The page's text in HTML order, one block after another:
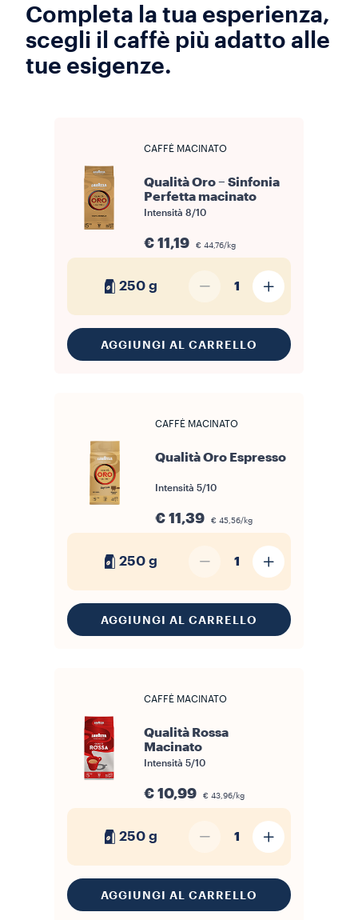
Completa la tua esperienza,
scegli il caffè più adatto alle
tue esigenze.
CAFFÈ MACINATO
Qualità Oro – Sinfonia
Perfetta macinato
Intensità 8/10
€ 11,19 € 44,76/kg
250 g 1
AGGIUNGI AL CARRELLO
CAFFÈ MACINATO
Qualità Oro Espresso
Intensità 5/10
€ 11,39 € 45,56/kg
250 g 1
AGGIUNGI AL CARRELLO
CAFFÈ MACINATO
Qualità Rossa
Macinato
Intensità 5/10
€ 10,99 € 43,96/kg
250 g 1
AGGIUNGI AL CARRELLO